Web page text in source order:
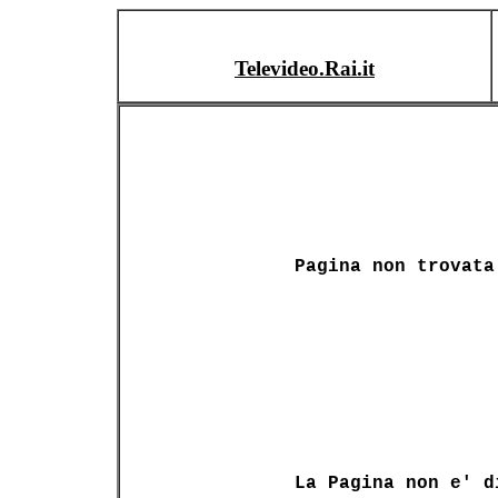
Televideo.Rai.it
Pagina non trovata
La Pagina non e'